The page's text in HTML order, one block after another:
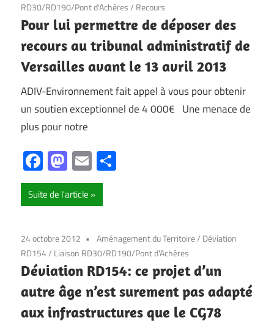
RD30/RD190/Pont d'Achères/ Recours
Pour lui permettre de déposer des
recours au tribunal administratif de
Versailles avant le 13 avril 2013
ADIV-Environnement fait appel à vous pour obtenir
un soutien exceptionnel de 4 000€ Une menace de
plus pour notre
Facebook
Mastodon
Email
Suite de l'article
24 octobre 2012 Aménagement du Territoire/ Déviation
RD154/ Liaison RD30/RD190/Pont d'Achères
Déviation RD154: ce projet d’un
autre âge n’est surement pas adapté
aux infrastructures que le CG78